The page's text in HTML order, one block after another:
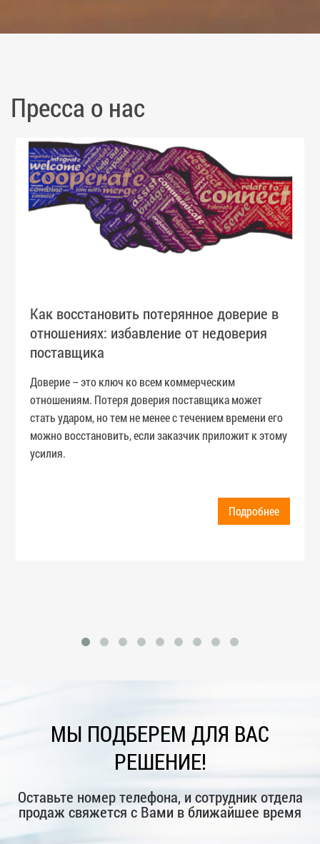
Пресса о нас
Как восстановить потерянное доверие в
отношениях: избавление от недоверия
поставщика
Доверие – это ключ ко всем коммерческим
отношениям. Потеря доверия поставщика может
стать ударом, но тем не менее с течением времени его
можно восстановить, если заказчик приложит к этому
усилия.
Подробнее
МЫ ПОДБЕРЕМ ДЛЯ ВАС
РЕШЕНИЕ!
Оставьте номер телефона, и сотрудник отдела
продаж свяжется с Вами в ближайшее время